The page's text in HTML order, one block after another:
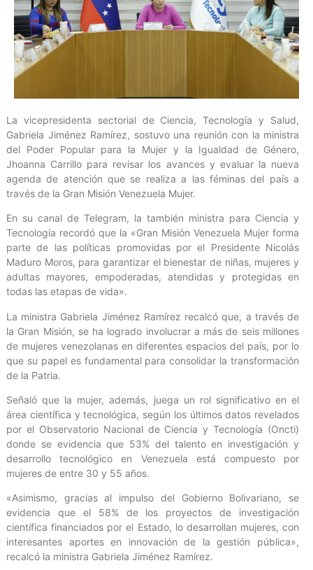
La vicepresidenta sectorial de Ciencia, Tecnología y Salud,
Gabriela Jiménez Ramírez, sostuvo una reunión con la ministra
del Poder Popular para la Mujer y la Igualdad de Género,
Jhoanna Carrillo para revisar los avances y evaluar la nueva
agenda de atención que se realiza a las féminas del país a
través de la Gran Misión Venezuela Mujer.
En su canal de Telegram, la también ministra para Ciencia y
Tecnología recordó que la «Gran Misión Venezuela Mujer forma
parte de las políticas promovidas por el Presidente Nicolás
Maduro Moros, para garantizar el bienestar de niñas, mujeres y
adultas mayores, empoderadas, atendidas y protegidas en
todas las etapas de vida».
La ministra Gabriela Jiménez Ramírez recalcó que, a través de
la Gran Misión, se ha logrado involucrar a más de seis millones
de mujeres venezolanas en diferentes espacios del país, por lo
que su papel es fundamental para consolidar la transformación
de la Patria.
Señaló que la mujer, además, juega un rol significativo en el
área científica y tecnológica, según los últimos datos revelados
por el Observatorio Nacional de Ciencia y Tecnología (Oncti)
donde se evidencia que 53% del talento en investigación y
desarrollo tecnológico en Venezuela está compuesto por
mujeres de entre 30 y 55 años.
«Asimismo, gracias al impulso del Gobierno Bolivariano, se
evidencia que el 58% de los proyectos de investigación
científica financiados por el Estado, lo desarrollan mujeres, con
interesantes aportes en innovación de la gestión pública»,
recalcó la ministra Gabriela Jiménez Ramírez.